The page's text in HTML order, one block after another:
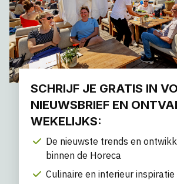
SCHRIJF JE GRATIS IN
NIEUWSBRIEF EN
WEKELIJKS:
De nieuwste trends en
binnen de Horeca
Culinaire en interieur inspiratie